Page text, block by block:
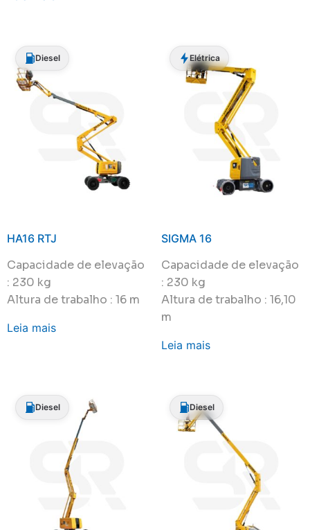
Diesel
HA16 RTJ
Capacidade de elevação
: 230 kg
Altura de trabalho : 16 m
Leia mais
Elétrica
SIGMA 16
Capacidade de elevação
: 230 kg
Altura de trabalho : 16,10
m
Leia mais
Diesel Diesel